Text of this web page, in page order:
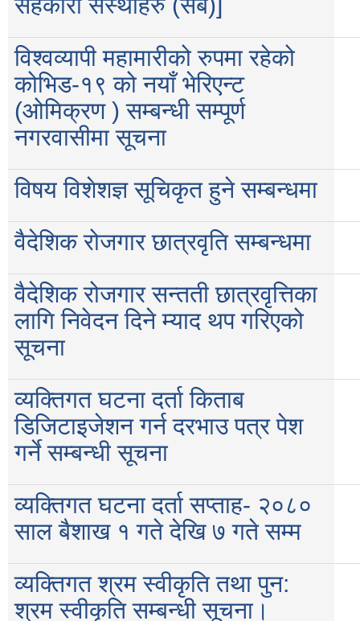
विश्वव्यापी महामारीको रुपमा रहेको
कोभिड-१९ को नयाँ भेरिएन्ट
(ओमिक्रण ) सम्बन्धी सम्पूर्ण
नगरवासीमा सूचना
विषय विशेशज्ञ सूचिकृत हुने सम्बन्धमा
वैदेशिक रोजगार छात्रवृति सम्बन्धमा
वैदेशिक रोजगार सन्तती छात्रवृत्तिका
लागि निवेदन दिने म्याद थप गरिएको
सूचना
व्यक्तिगत घटना दर्ता किताब
डिजिटाइजेशन गर्न दरभाउ पत्र पेश
गर्ने सम्बन्धी सूचना
व्यक्तिगत घटना दर्ता सप्ताह- २०८०
साल बैशाख १ गते देखि ७ गते सम्म
व्यक्तिगत श्रम स्वीकृति तथा पुन:
श्रम स्वीकृति सम्बन्धी सूचना।